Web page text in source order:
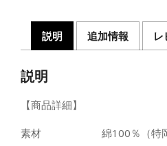
説明 追加情報
説明
【商品詳細】
素材 綿100％（特岡Ｌ